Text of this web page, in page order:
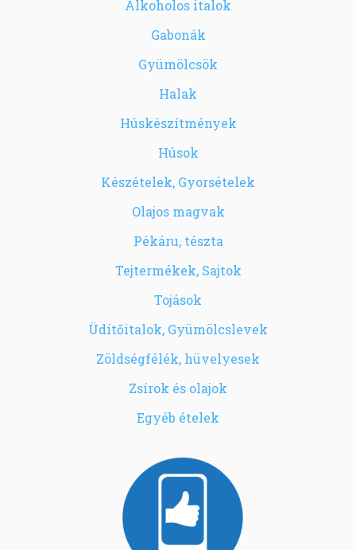
Alkoholos italok
Gabonák
Gyümölcsök
Halak
Húskészítmények
Húsok
Készételek, Gyorsételek
Olajos magvak
Pékáru, tészta
Tejtermékek, Sajtok
Tojások
Üdítőitalok, Gyümölcslevek
Zöldségfélék, hüvelyesek
Zsírok és olajok
Egyéb ételek